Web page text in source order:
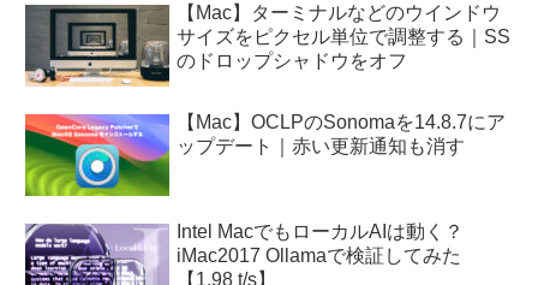
【Mac】ターミナルなどのウインドウ
サイズをピクセル単位で調整する｜SS
のドロップシャドウをオフ
【Mac】OCLPのSonomaを14.8.7にア
ップデート｜赤い更新通知も消す
Intel MacでもローカルAIは動く？
iMac2017 Ollamaで検証してみた
【1.98 t/s】